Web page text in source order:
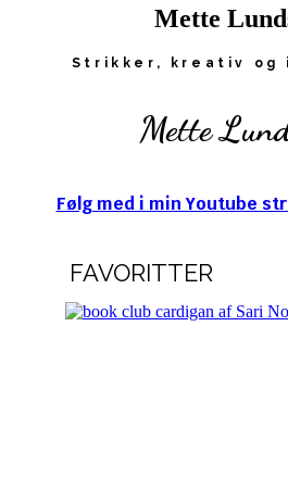
Mette
Strikker, kreativ
Mette
Følg med i min Youtube
FAVORITTER